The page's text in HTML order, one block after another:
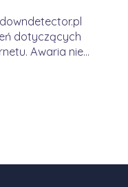
dotyczących
Awaria nie
błędu w
danych.
– gdy na